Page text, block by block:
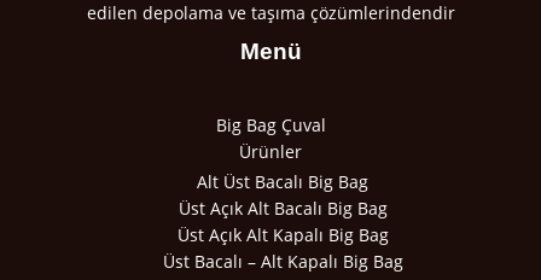
edilen depolama ve taşıma çözümlerindendir
Menü
Big Bag Çuval
Ürünler
Alt Üst Bacalı Big Bag
Üst Açık Alt Bacalı Big Bag
Üst Açık Alt Kapalı Big Bag
Üst Bacalı – Alt Kapalı Big Bag